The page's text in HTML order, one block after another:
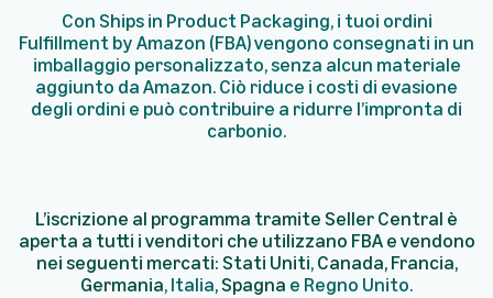
Con Ships in Product Packaging, i tuoi ordini
Fulfillment by Amazon (FBA) vengono consegnati in un
imballaggio personalizzato, senza alcun materiale
aggiunto da Amazon. Ciò riduce i costi di evasione
degli ordini e può contribuire a ridurre l’impronta di
carbonio.
L’iscrizione al programma tramite Seller Central è
aperta a tutti i venditori che utilizzano FBA e vendono
nei seguenti mercati:Stati Uniti,Canada, Francia,
Germania, Italia, Spagna e Regno Unito.